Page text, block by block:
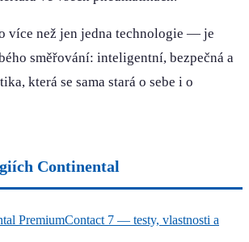
více než jen jedna technologie — je
směřování: inteligentní, bezpečná a
která se sama stará o sebe i o
Continental
PremiumContact 7 — testy, vlastnosti a